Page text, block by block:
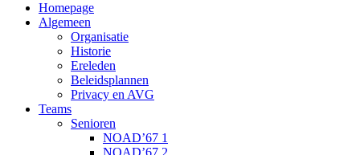
Homepage
Algemeen
Organisatie
Historie
Ereleden
Beleidsplannen
Privacy en AVG
Teams
Senioren
NOAD’67 1
NOAD’67 2